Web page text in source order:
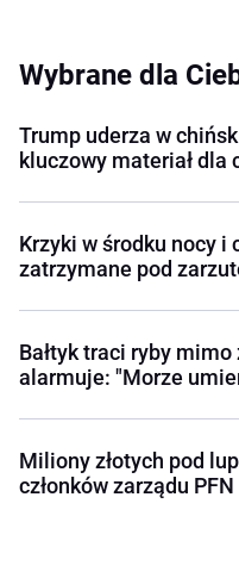
Wybrane dla
Trump uderza w
kluczowy materiał dla
Krzyki w środku nocy i
zatrzymane pod
Bałtyk traci ryby mimo
alarmuje: "Morze
Miliony złotych pod
członków zarządu